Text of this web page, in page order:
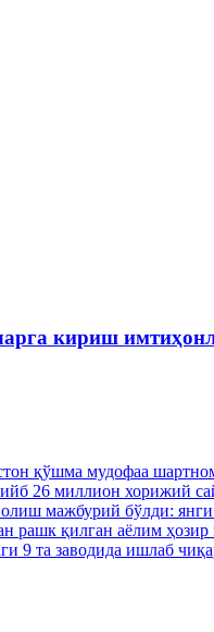
кириш
қўшма мудофаа
26 миллион хорижий
мажбурий бўлди:
рашк қилган аёлим
9 та заводида ишлаб